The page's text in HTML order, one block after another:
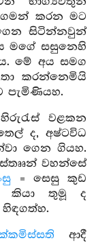
කරන මට
සිටින්නවුන්
මගේ සසුනෙහි
මේ අය සමග
කරන්නෙමියි
පැමිණියහ.
වළකන
ද, අෂ්ටවිධ
ගෙන ගියහ.
වහන්සේ
= සෙසු කුඩ
කියා තුමූ ද
ආදී